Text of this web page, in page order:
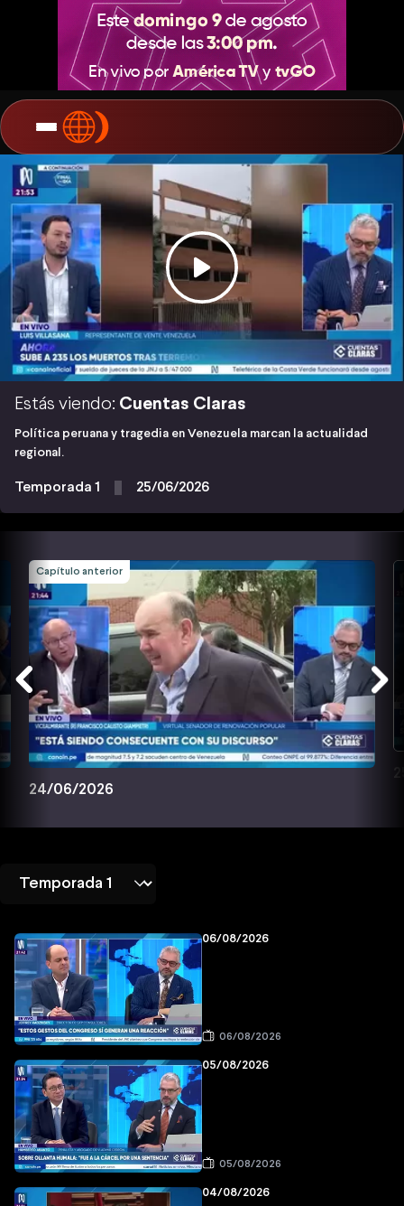
Estás viendo: Cuentas Claras
Política peruana y tragedia en Venezuela marcan la actualidad
regional.
Temporada 1 25/06/2026
Capítulo anterior
24/06/2026
06/08/2026
06/08/2026
05/08/2026
05/08/2026
04/08/2026